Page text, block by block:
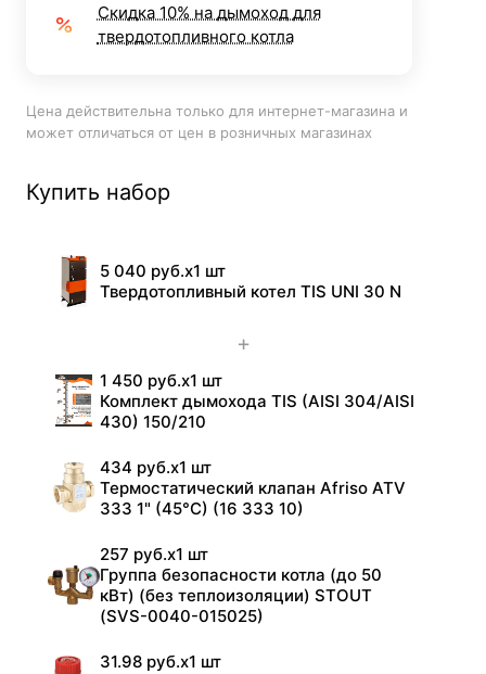
Скидка 10% на дымоход для
твердотопливного котла
Цена действительна только для интернет-магазина и
может отличаться от цен в розничных магазинах
Купить набор
5 040 руб.x1 шт
Твердотопливный котел TIS UNI 30 N
+
1 450 руб.x1 шт
Комплект дымохода TIS (AISI 304/AISI
430) 150/210
434 руб.x1 шт
Термостатический клапан Afriso ATV
333 1" (45°C) (16 333 10)
257 руб.x1 шт
Группа безопасности котла (до 50
кВт) (без теплоизоляции) STOUT
(SVS-0040-015025)
31.98 руб.x1 шт